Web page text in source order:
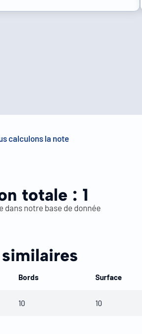
calculons la note
totale : 1
dans notre base de donnée
Bords Surface
10 10